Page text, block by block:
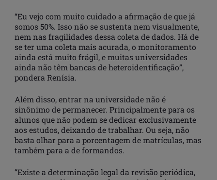
“Eu vejo com muito cuidado a afirmação de que já
somos 50%. Isso não se sustenta nem visualmente,
nem nas fragilidades dessa coleta de dados. Há de
se ter uma coleta mais acurada, o monitoramento
ainda está muito frágil, e muitas universidades
ainda não têm bancas de heteroidentificação”,
pondera Renísia.
Além disso, entrar na universidade não é
sinônimo de permanecer. Principalmente para os
alunos que não podem se dedicar exclusivamente
aos estudos, deixando de trabalhar. Ou seja, não
basta olhar para a porcentagem de matrículas, mas
também para a de formandos.
“Existe a determinação legal da revisão periódica,